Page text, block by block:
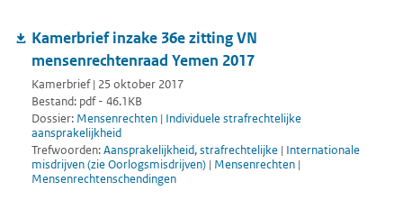
Kamerbrief inzake 36e zitting VN
mensenrechtenraad Yemen 2017
Kamerbrief | 25 oktober 2017
Bestand: pdf - 46.1KB
Dossier: Mensenrechten | Individuele strafrechtelijke
aansprakelijkheid
Trefwoorden:Aansprakelijkheid, strafrechtelijke | Internationale
misdrijven (zie Oorlogsmisdrijven) | Mensenrechten |
Mensenrechtenschendingen